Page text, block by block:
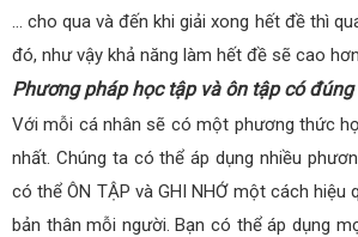
… cho qua và đến khi giải xong hết đề thì
đó, như vậy khả năng làm hết đề sẽ cao
Phương pháp học tập và ôn tập có
Với mỗi cá nhân sẽ có một phương thức
nhất. Chúng ta có thể áp dụng nhiều
có thể ÔN TẬP và GHI NHỚ một cách hiệu
bản thân mỗi người. Bạn có thể áp dụng